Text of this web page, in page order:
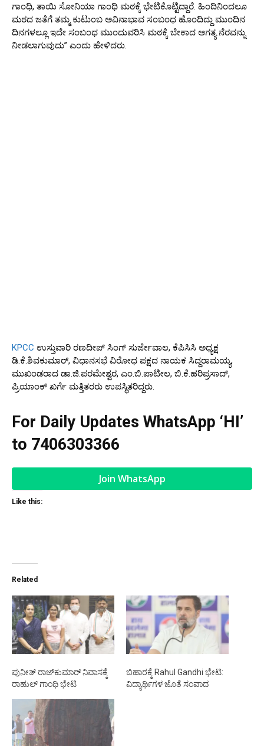
ಗಾಂಧಿ, ತಾಯಿ ಸೋನಿಯಾ ಗಾಂಧಿ ಮಠಕ್ಕೆ ಭೇಟಿಕೊಟ್ಟಿದ್ದಾರೆ. ಹಿಂದಿನಿಂದಲೂ
ಮಠದ ಜತೆಗೆ ತಮ್ಮ ಕುಟುಂಬ ಅವಿನಾಭಾವ ಸಂಬಂಧ ಹೊಂದಿದ್ದು ಮುಂದಿನ
ದಿನಗಳಲ್ಲೂ ಇದೇ ಸಂಬಂಧ ಮುಂದುವರಿಸಿ ಮಠಕ್ಕೆ ಬೇಕಾದ ಅಗತ್ಯ ನೆರವನ್ನು
ನೀಡಲಾಗುವುದು” ಎಂದು ಹೇಳಿದರು.
KPCC ಉಸ್ತುವಾರಿ ರಣದೀಪ್ ಸಿಂಗ್ ಸುರ್ಜೇವಾಲ, ಕೆಪಿಸಿಸಿ ಅಧ್ಯಕ್ಷ
ಡಿ.ಕೆ.ಶಿವಕುಮಾರ್, ವಿಧಾನಸಭೆ ವಿರೋಧ ಪಕ್ಷದ ನಾಯಕ ಸಿದ್ದರಾಮಯ್ಯ,
ಮುಖಂಡರಾದ ಡಾ.ಜಿ.ಪರಮೇಶ್ವರ, ಎಂ.ಬಿ.ಪಾಟೀಲ, ಬಿ.ಕೆ.ಹರಿಪ್ರಸಾದ್,
ಪ್ರಿಯಾಂಕ್ ಖರ್ಗೆ ಮತ್ತಿತರರು ಉಪಸ್ಥಿತರಿದ್ದರು.
For Daily Updates WhatsApp ‘HI’
to 7406303366
Join WhatsApp
Like this:
Related
ಪುನೀತ್‌ ರಾಜ್‌ಕುಮಾರ್‌ ನಿವಾಸಕ್ಕೆ
ರಾಹುಲ್‌ ಗಾಂಧಿ ಭೇಟಿ
ಬಿಹಾರಕ್ಕೆ Rahul Gandhi ಭೇಟಿ:
ವಿದ್ಯಾರ್ಥಿಗಳ ಜೊತೆ ಸಂವಾದ